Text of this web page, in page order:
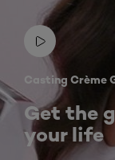
Casting Crème
Get the
your life